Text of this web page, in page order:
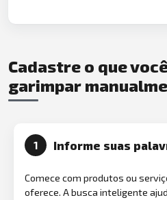
Cadastre o que
garimpar
1 Informe suas
Comece com produtos ou
oferece. A busca inteligente